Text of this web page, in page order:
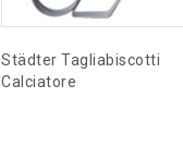
Städter Tagliabiscotti
Calciatore